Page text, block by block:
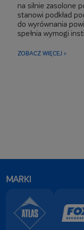
na silnie zasolone
stanowi podkład
do wyrównania
spełnia wymogi
zawiera tras
ZOBACZ WIĘCEJ >
MARKI